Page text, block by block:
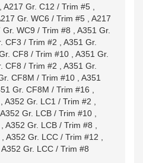
A217 Gr. C12 / Trim #5
Gr. WC6 / Trim #5
A217
Gr. WC9 / Trim #8
A351 Gr.
CF3 / Trim #2
A351 Gr.
CF8 / Trim #10
A351 Gr.
CF8 / Trim #2
A351 Gr.
CF8M / Trim #10
A351
Gr. CF8M / Trim #16
A352 Gr. LC1 / Trim #2
A352 Gr. LCB / Trim #10
A352 Gr. LCB / Trim #8
A352 Gr. LCC / Trim #12
A352 Gr. LCC / Trim #8